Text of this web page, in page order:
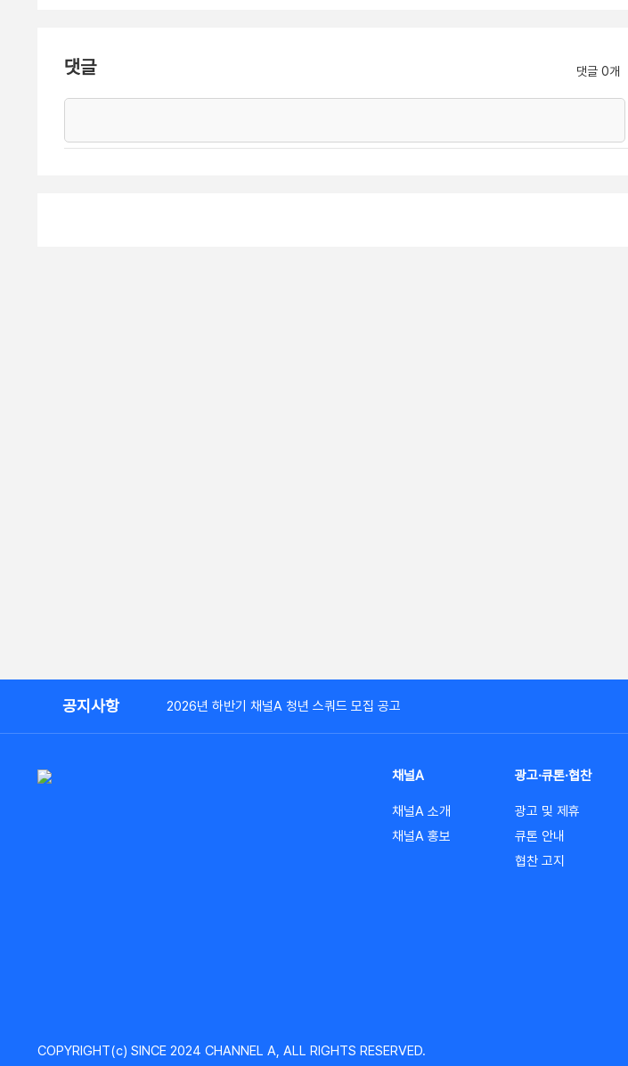
댓글 댓글 0개
공지사항 2026년 하반기 채널A 청년 스쿼드 모집 공고
채널A
채널A 소개
채널A 홍보
광고·큐톤·협찬
광고 및 제휴
큐톤 안내
협찬 고지
COPYRIGHT(c) SINCE 2024 CHANNEL A, ALL RIGHTS RESERVED.